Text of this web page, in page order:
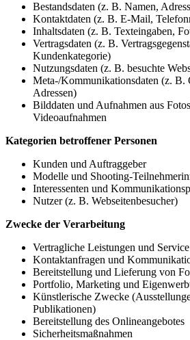
Bestandsdaten (z. B. Namen,
Kontaktdaten (z. B. E-Mail,
Inhaltsdaten (z. B. Texteingaben,
Vertragsdaten (z. B.
Kundenkategorie)
Nutzungsdaten (z. B. besuchte
Meta-/Kommunikationsdaten (z. B.
Adressen)
Bilddaten und Aufnahmen aus
Videoaufnahmen
Kategorien betroffener Personen
Kunden und Auftraggeber
Modelle und Shooting-
Interessenten und
Nutzer (z. B. Webseitenbesucher)
Zwecke der Verarbeitung
Vertragliche Leistungen und Service
Kontaktanfragen und
Bereitstellung und Lieferung von
Portfolio, Marketing und
Künstlerische Zwecke
Publikationen)
Bereitstellung des Onlineangebotes
Sicherheitsmaßnahmen